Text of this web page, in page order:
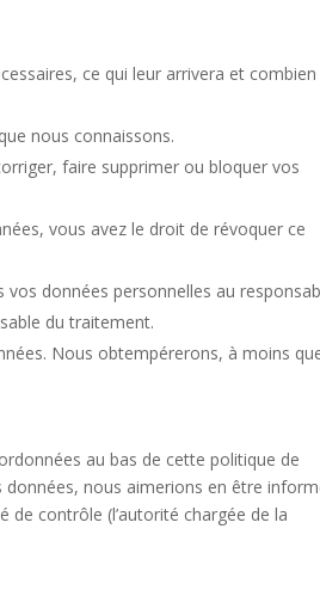
ce qui leur arrivera et combien
nous connaissons.
faire supprimer ou bloquer vos
vous avez le droit de révoquer ce
données personnelles au
du traitement.
Nous obtempérerons, à moins
au bas de cette politique de
nous aimerions en être
de contrôle (l’autorité chargée de la